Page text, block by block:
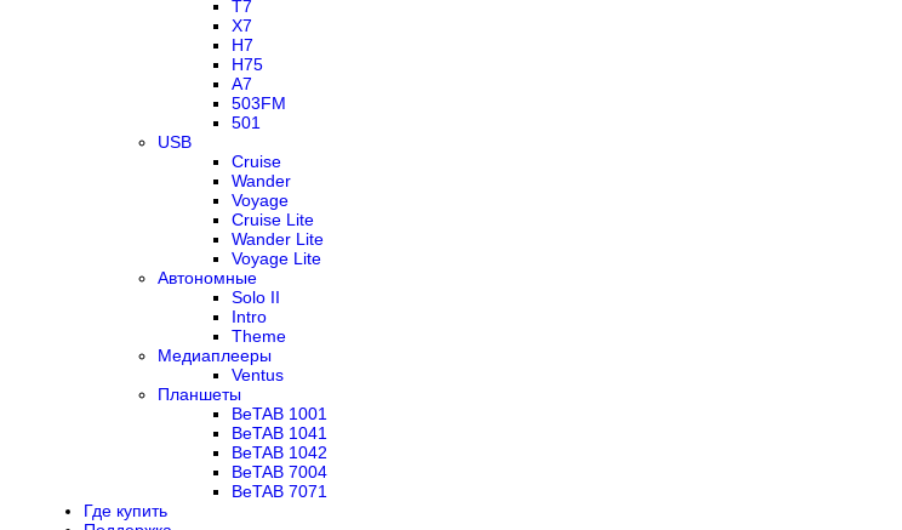
T7
X7
H7
H75
A7
503FM
501
USB
Cruise
Wander
Voyage
Cruise Lite
Wander Lite
Voyage Lite
Автономные
Solo II
Intro
Theme
Медиаплееры
Ventus
Планшеты
BeTAB 1001
BeTAB 1041
BeTAB 1042
BeTAB 7004
BeTAB 7071
Где купить